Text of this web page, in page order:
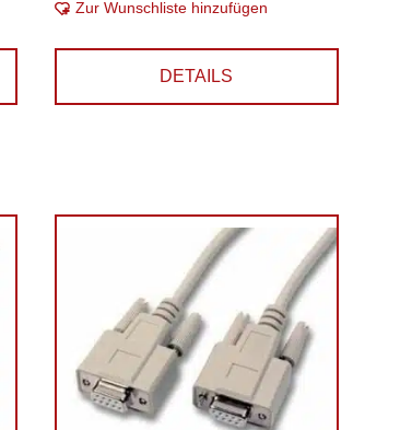
Zur Wunschliste hinzufügen
DETAILS